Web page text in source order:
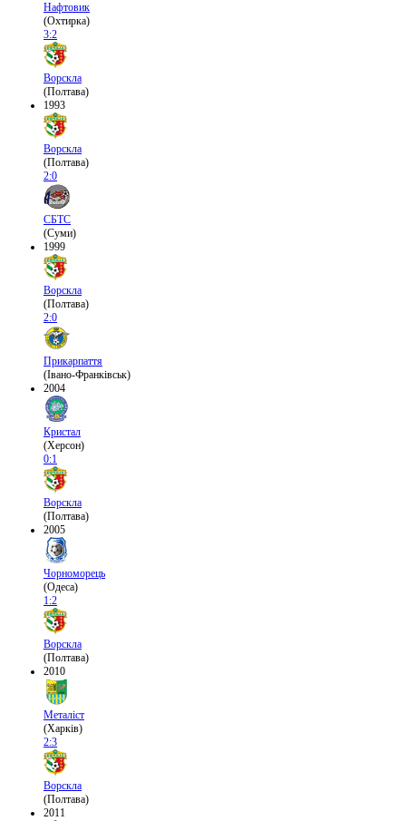
Нафтовик
(Охтирка)
3:2
Ворскла
(Полтава)
1993
Ворскла
(Полтава)
2:0
СБТС
(Суми)
1999
Ворскла
(Полтава)
2:0
Прикарпаття
(Івано-Франківськ)
2004
Кристал
(Херсон)
0:1
Ворскла
(Полтава)
2005
Чорноморець
(Одеса)
1:2
Ворскла
(Полтава)
2010
Металіст
(Харків)
2:3
Ворскла
(Полтава)
2011